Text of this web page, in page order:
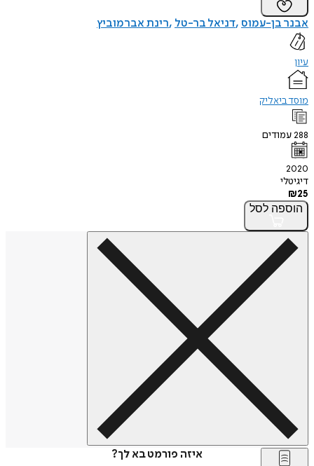
אבנר בן-עמוס דניאל בר-טל רינת אברמוביץ
עיון
מוסד ביאליק
288עמודים
2020
דיגיטלי
₪25
הוספה לסל
איזה פורמט בא לך?